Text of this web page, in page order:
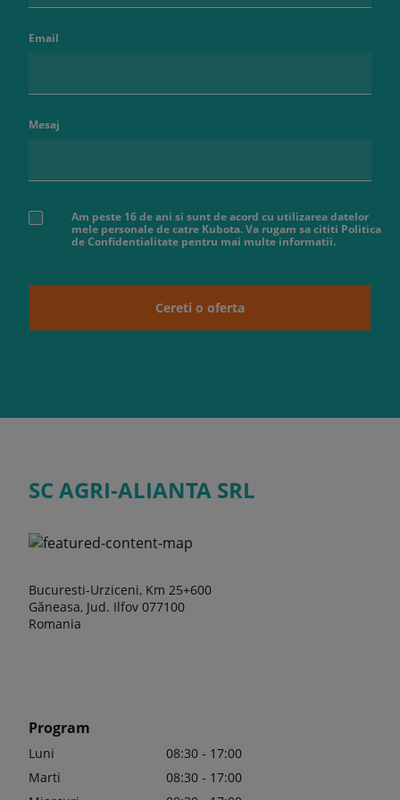
Email
Mesaj
Am peste 16 de ani si sunt de acord cu utilizarea datelor
mele personale de catre Kubota. Va rugam sa cititi Politica
de Confidentialitate pentru mai multe informatii.
Cereti o oferta
SC AGRI-ALIANTA SRL
Bucuresti-Urziceni, Km 25+600
Găneasa, Jud. Ilfov 077100
Romania
Program
Luni
08:30 - 17:00
Marti
08:30 - 17:00